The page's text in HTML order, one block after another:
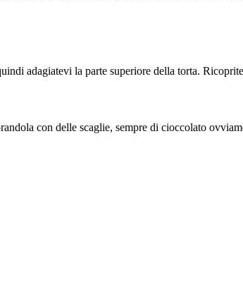
adagiatevi la parte superiore della torta.
con delle scaglie, sempre di cioccolato